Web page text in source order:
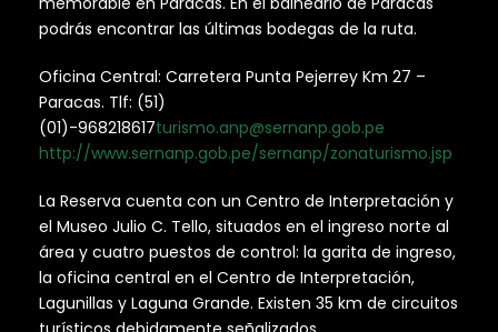
podrás encontrar las últimas bodegas de la ruta.
Oficina Central: Carretera Punta Pejerrey Km 27 –
Paracas. Tlf: (51)
(01)-968218617turismo.anp@sernanp.gob.pe
http://www.sernanp.gob.pe/sernanp/zonaturismo.jsp
La Reserva cuenta con un Centro de Interpretación y
el Museo Julio C. Tello, situados en el ingreso norte al
área y cuatro puestos de control: la garita de ingreso,
la oficina central en el Centro de Interpretación,
Lagunillas y Laguna Grande. Existen 35 km de circuitos